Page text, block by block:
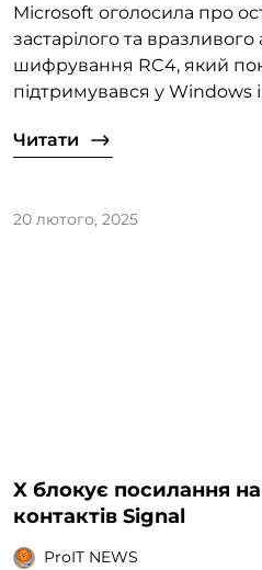
Microsoft оголосила про
застарілого та
шифрування RC4, який
підтримувався у Windows
Читати
20 лютого, 2025
X блокує посилання
контактів Signal
ProIT NEWS